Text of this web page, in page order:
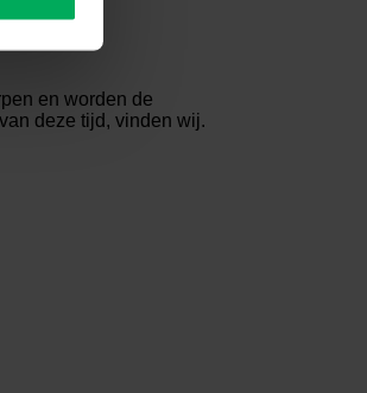
en worden de
deze tijd, vinden wij.